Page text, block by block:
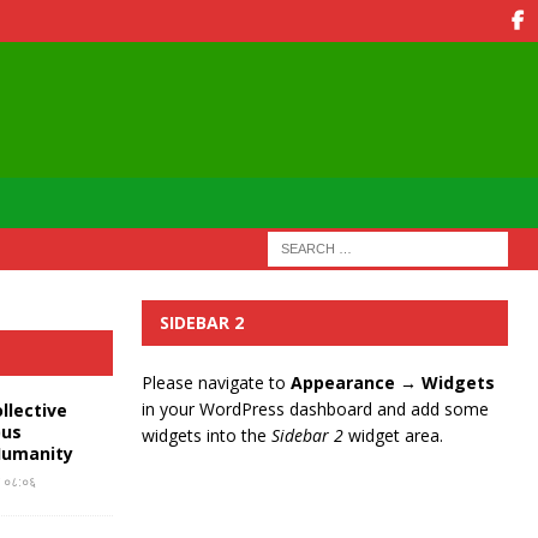
०८:०६
SIDEBAR 2
Please navigate to Appearance → Widgets
in your WordPress dashboard and add some
widgets into the Sidebar 2widget area.